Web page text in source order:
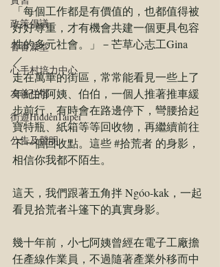
政策倡議
香香澡堂
心手村培力中心
友善住宿
街遊HiddenTaipei
公告及聲明
「每個工作都是有價值的，也都值得被
好好尊重，才有機會共建一個更具包容
性的多元社會。」－芒草心志工Gina
／
走在萬華的街區，常常能看見一些上了
年紀的阿姨、伯伯，一個人推著推車緩
步前行，有時會在路邊停下，彎腰拾起
寶特瓶、紙箱等等回收物，再繼續前往
下一個回收點。這些 #拾荒者 的身影，
相信你我都不陌生。
這天，我們跟著五角拌 Ngóo-kak ，一起
看見拾荒者斗篷下的真實身影。
幾十年前，小七阿姨曾經在電子工廠擔
任產線作業員，不過隨著產業外移而中